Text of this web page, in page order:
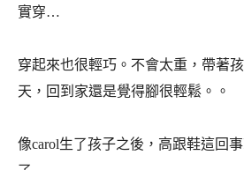
實穿…
穿起來也很輕巧。不會太重，帶著
天，回到家還是覺得腳很輕鬆。。
像carol生了孩子之後，高跟鞋這回